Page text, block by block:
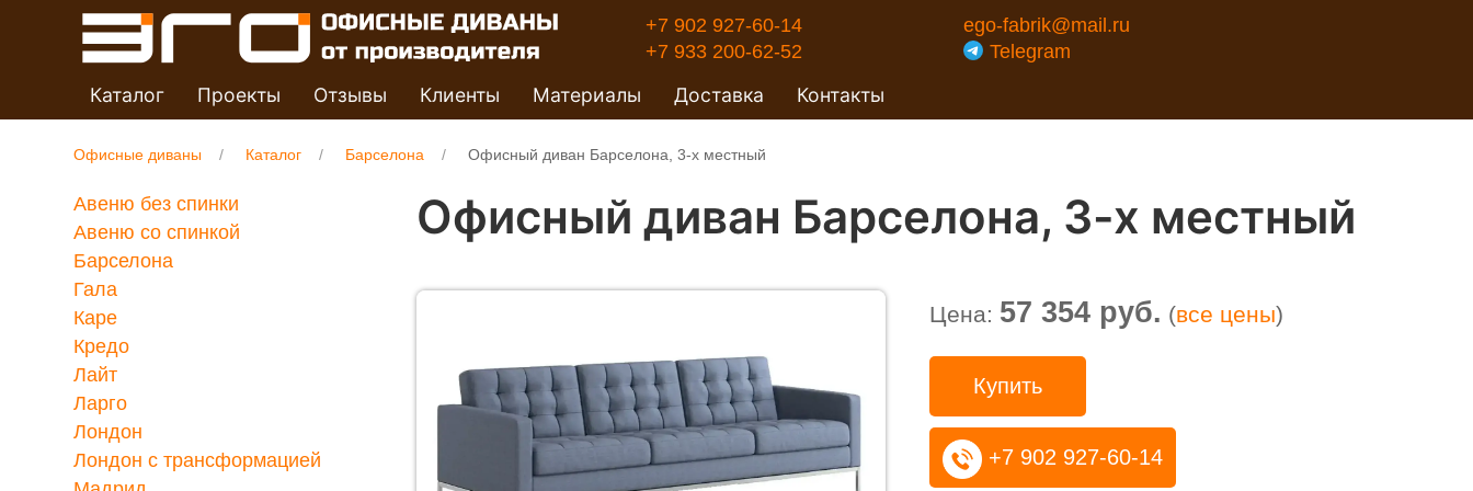
+7 902 927-60-14
+7 933 200-62-52
ego-fabrik@mail.ru
Telegram
Каталог Проекты Отзывы Клиенты Материалы Доставка Контакты
Офисные диваны Каталог Барселона Офисный диван Барселона, 3-х местный
Авеню без спинки
Авеню со спинкой
Барселона
Гала
Каре
Кредо
Лайт
Ларго
Лондон
Лондон с трансформацией
Офисный диван Барселона, 3-х местный
Цена: 57 354 руб. (все цены)
Купить
+7 902 927-60-14